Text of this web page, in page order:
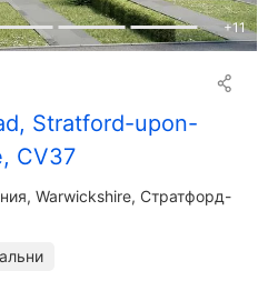
+11
Stratford-upon-
CV37
Warwickshire, Стратфорд-